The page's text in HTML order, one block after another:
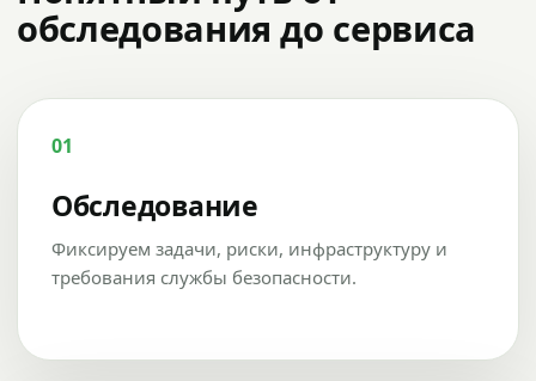
обследования до сервиса
01
Обследование
Фиксируем задачи, риски, инфраструктуру и
требования службы безопасности.